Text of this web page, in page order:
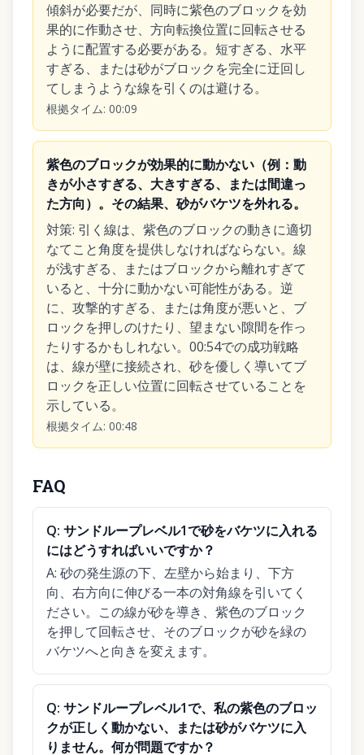
傾斜が必要だが、同時に紫色のブロックを効
果的に作動させ、方向転換位置に回転させる
ように配置する必要がある。短すぎる、水平
すぎる、または砂がブロックを完全に迂回し
てしまうような線を引くのは避ける。
根拠タイム: 00:09
紫色のブロックが効果的に動かない（例：動
きが小さすぎる、大きすぎる、または間違っ
た方向）。その結果、砂がバケツを外れる。
対策: 引く線は、紫色のブロックの動きに適切
なてこと角度を提供しなければならない。線
が浅すぎる、またはブロックから離れすぎて
いると、十分に動かない可能性がある。逆
に、攻撃的すぎる、または角度が悪いと、ブ
ロックを押しのけたり、望まない隙間を作っ
たりするかもしれない。00:54での成功戦略
は、線が壁に接続され、砂を優しく導いてブ
ロックを正しい位置に回転させていることを
示している。
根拠タイム: 00:48
FAQ
Q: サンドループレベル1で砂をバケツに入れる
にはどうすればいいですか？
A: 砂の発生源の下、左壁から始まり、下方
向、右方向に伸びる一本の対角線を引いてく
ださい。この線が砂を導き、紫色のブロック
を押して回転させ、そのブロックが砂を緑の
バケツへと向きを変えます。
Q: サンドループレベル1で、私の紫色のブロッ
クが正しく動かない、または砂がバケツに入
りません。何が問題ですか？